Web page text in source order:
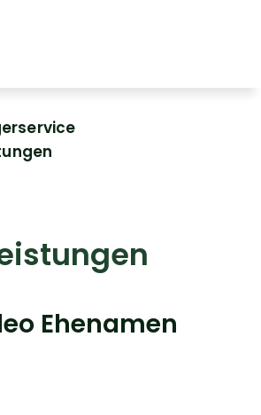
Ehenamen